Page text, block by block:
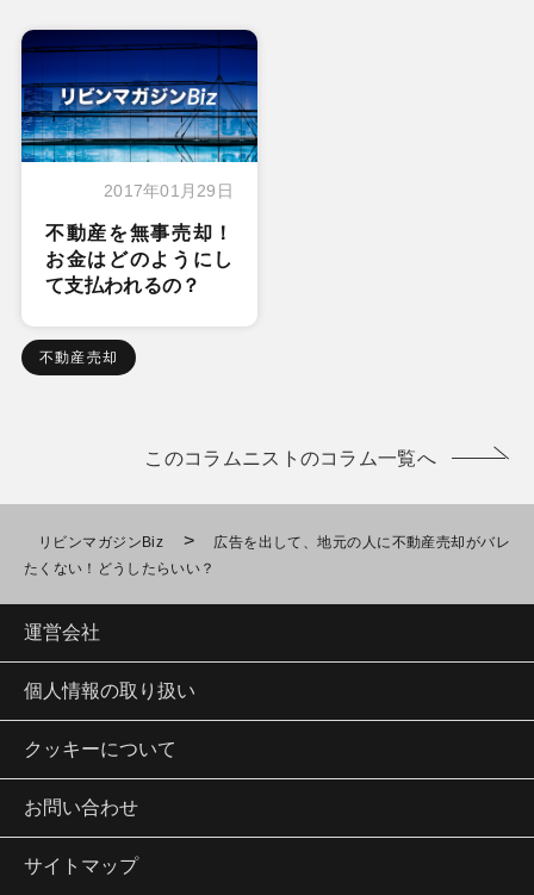
2017年01月29日
不動産を無事売却！
お金はどのようにし
て支払われるの？
不動産売却
このコラムニストのコラム一覧へ
リビンマガジンBiz >
広告を出して、地元の人に不動産売却がバレ
たくない！どうしたらいい？
運営会社
個人情報の取り扱い
クッキーについて
お問い合わせ
サイトマップ